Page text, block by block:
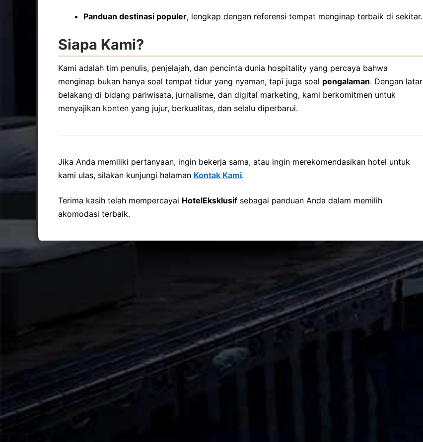
Panduan destinasi populer, lengkap dengan referensi tempat menginap terbaik di sekitar.
Siapa Kami?
Kami adalah tim penulis, penjelajah, dan pencinta dunia hospitality yang percaya bahwa
menginap bukan hanya soal tempat tidur yang nyaman, tapi juga soal pengalaman. Dengan latar
belakang di bidang pariwisata, jurnalisme, dan digital marketing, kami berkomitmen untuk
menyajikan konten yang jujur, berkualitas, dan selalu diperbarui.
Jika Anda memiliki pertanyaan, ingin bekerja sama, atau ingin merekomendasikan hotel untuk
kami ulas, silakan kunjungi halaman Kontak Kami.
Terima kasih telah mempercayai HotelEksklusif sebagai panduan Anda dalam memilih
akomodasi terbaik.